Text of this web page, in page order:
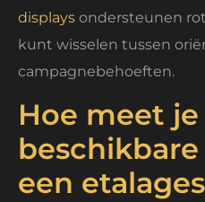
displays ondersteunen
kunt wisselen tussen
campagnebehoeften.
Hoe meet
een